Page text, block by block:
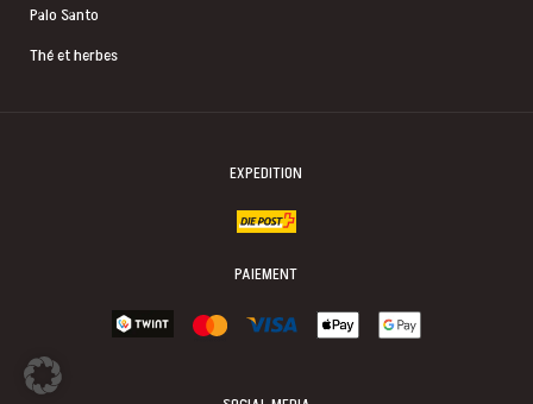
Palo Santo
Thé et herbes
EXPEDITION
PAIEMENT